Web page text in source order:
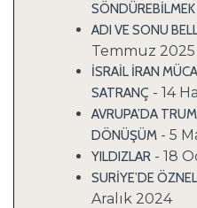
SÖNDÜREBİLMEK
ADI VE SONU
Temmuz 2025
İSRAİL İRAN
SATRANÇ - 14
AVRUPA’DA
DÖNÜŞÜM - 5
YILDIZLAR - 18
SURİYE’DE
Aralık 2024